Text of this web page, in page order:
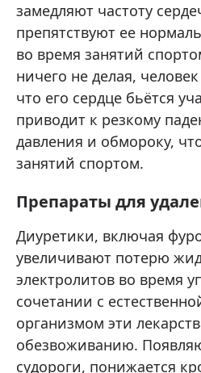
замедляют частоту
препятствуют ее
во время занятий
ничего не делая,
что его сердце бьётся
приводит к резкому
давления и обмороку,
занятий спортом.
Препараты для
Диуретики, включая
увеличивают потерю
электролитов во время
сочетании с
организмом эти
обезвоживанию.
судороги, понижается